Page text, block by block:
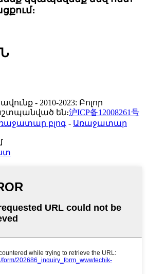
- 2010-2023: Բոլոր
են։沪ICP备12008261号
բլոգ - Առաջատար